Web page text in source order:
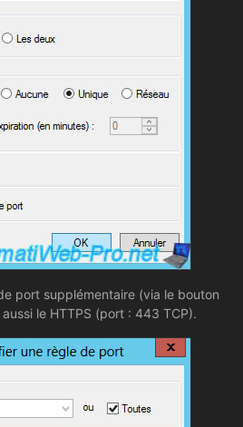
port supplémentaire (via le bouton
le HTTPS (port : 443 TCP).